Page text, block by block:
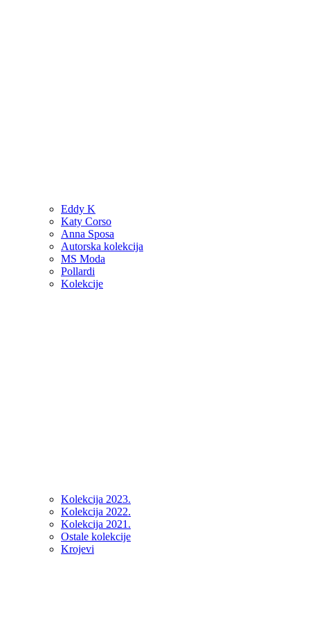
Eddy K
Katy Corso
Anna Sposa
Autorska kolekcija
MS Moda
Pollardi
Kolekcije
Kolekcija 2023.
Kolekcija 2022.
Kolekcija 2021.
Ostale kolekcije
Krojevi